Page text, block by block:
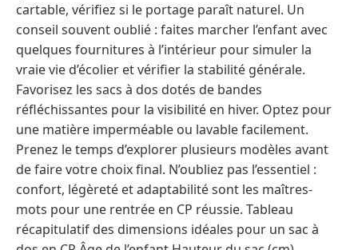
cartable, vérifiez si le portage paraît naturel. Un
conseil souvent oublié : faites marcher l’enfant avec
quelques fournitures à l’intérieur pour simuler la
vraie vie d’écolier et vérifier la stabilité générale.
Favorisez les sacs à dos dotés de bandes
réfléchissantes pour la visibilité en hiver. Optez pour
une matière imperméable ou lavable facilement.
Prenez le temps d’explorer plusieurs modèles avant
de faire votre choix final. N’oubliez pas l’essentiel :
confort, légèreté et adaptabilité sont les maîtres-
mots pour une rentrée en CP réussie. Tableau
récapitulatif des dimensions idéales pour un sac à